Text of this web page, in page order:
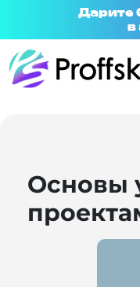
Дарите
в
Основы